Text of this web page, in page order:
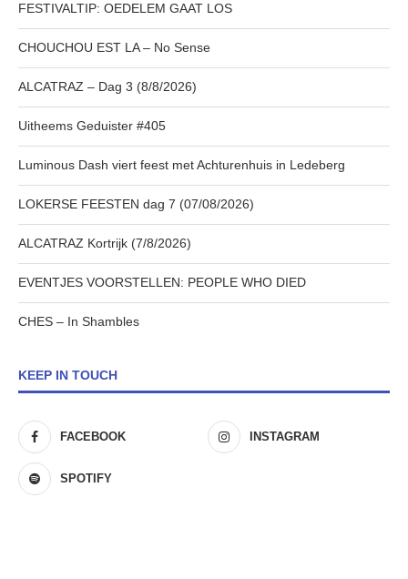
FESTIVALTIP: OEDELEM GAAT LOS
CHOUCHOU EST LA – No Sense
ALCATRAZ – Dag 3 (8/8/2026)
Uitheems Geduister #405
Luminous Dash viert feest met Achturenhuis in Ledeberg
LOKERSE FEESTEN dag 7 (07/08/2026)
ALCATRAZ Kortrijk (7/8/2026)
EVENTJES VOORSTELLEN: PEOPLE WHO DIED
CHES – In Shambles
KEEP IN TOUCH
FACEBOOK INSTAGRAM
SPOTIFY